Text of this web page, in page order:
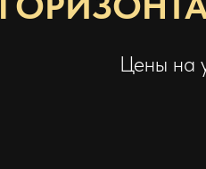
Цены на